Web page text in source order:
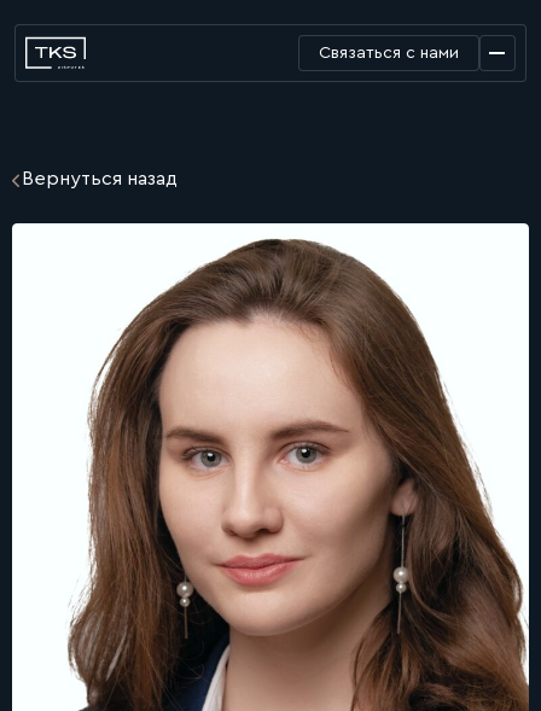
Связаться с нами
Вернуться назад